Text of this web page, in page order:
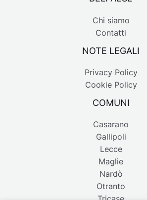
Chi siamo
Contatti
NOTE LEGALI
Privacy Policy
Cookie Policy
COMUNI
Casarano
Gallipoli
Lecce
Maglie
Nardò
Otranto